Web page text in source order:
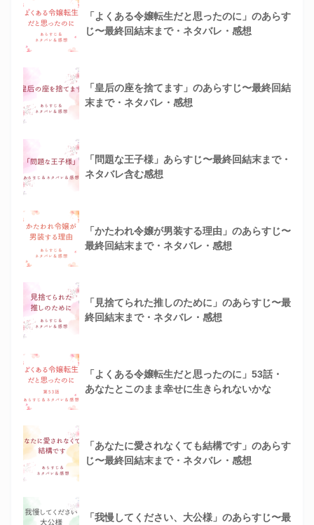
「よくある令嬢転生だと思ったのに」のあらす
じ〜最終回結末まで・ネタバレ・感想
「皇后の座を捨てます」のあらすじ〜最終回結
末まで・ネタバレ・感想
「問題な王子様」あらすじ〜最終回結末まで・
ネタバレ含む感想
「かたわれ令嬢が男装する理由」のあらすじ〜
最終回結末まで・ネタバレ・感想
「見捨てられた推しのために」のあらすじ〜最
終回結末まで・ネタバレ・感想
「よくある令嬢転生だと思ったのに」53話・
あなたとこのまま幸せに生きられないかな
「あなたに愛されなくても結構です」のあらす
じ〜最終回結末まで・ネタバレ・感想
「我慢してください、大公様」のあらすじ〜最